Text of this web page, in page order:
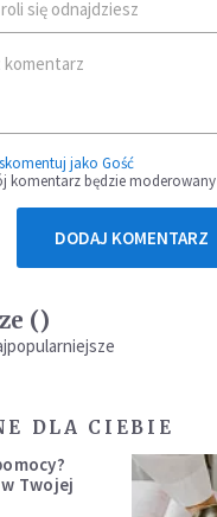
się odnajdziesz
skomentuj jako Gość
komentarz będzie moderowany
DODAJ KOMENTARZ
()
DLA CIEBIE
Twojej